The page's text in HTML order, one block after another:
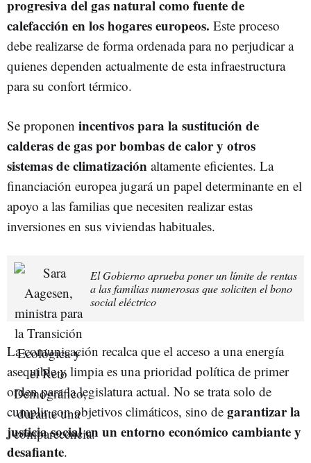
progresiva del gas natural como fuente de
calefacción en los hogares europeos. Este proceso
debe realizarse de forma ordenada para no perjudicar a
quienes dependen actualmente de esta infraestructura
para su confort térmico.
Se proponen incentivos para la sustitución de
calderas de gas por bombas de calor y otros
sistemas de climatización altamente eficientes. La
financiación europea jugará un papel determinante en el
apoyo a las familias que necesiten realizar estas
inversiones en sus viviendas habituales.
El Gobierno aprueba poner un límite de rentas
a las familias numerosas que soliciten el bono
social eléctrico
La comunicación recalca que el acceso a una energía
asequible y limpia es una prioridad política de primer
orden para la legislatura actual. No se trata solo de
cumplir con objetivos climáticos, sino de garantizar la
justicia social en un entorno económico cambiante y
desafiante.